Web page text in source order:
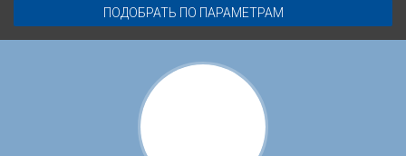
ПОДОБРАТЬ ПО ПАРАМЕТРАМ